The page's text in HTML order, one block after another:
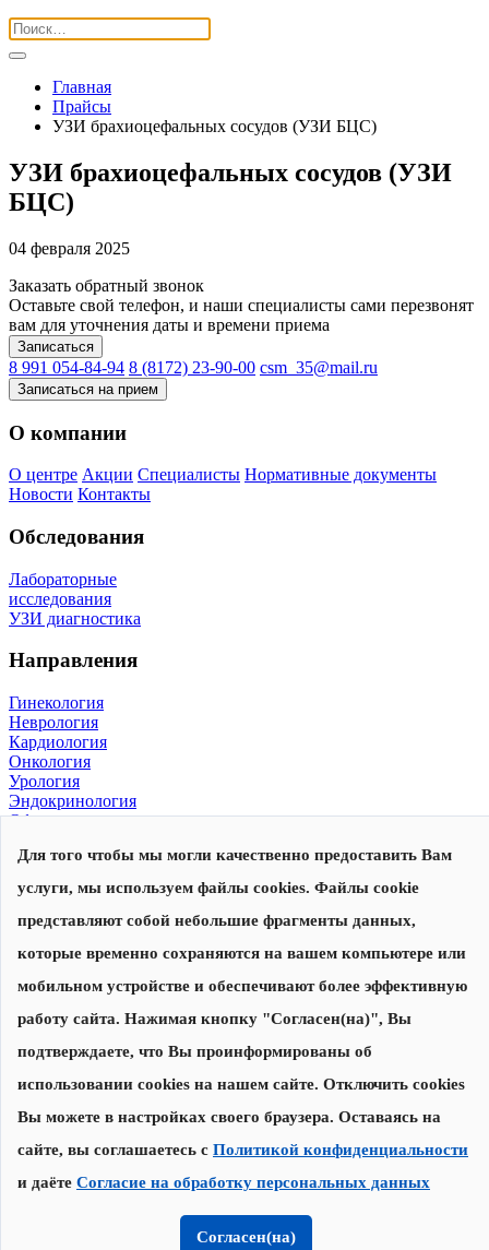
Главная
Прайсы
УЗИ брахиоцефальных сосудов (УЗИ БЦС)
УЗИ брахиоцефальных сосудов (УЗИ
БЦС)
04 февраля 2025
Заказать обратный звонок
Оставьте свой телефон, и наши специалисты сами перезвонят
вам для уточнения даты и времени приема
Записаться
8 991 054-84-94 8 (8172) 23-90-00 csm_35@mail.ru
Записаться на прием
О компании
О центре Акции Специалисты Нормативные документы
Новости Контакты
Обследования
Лабораторные
исследования
УЗИ диагностика
Направления
Гинекология
Неврология
Кардиология
Онкология
Урология
Эндокринология
Офтальмология
© 2026, Центр современной медицины
согласие на обработку
персональных данных
Сделано в
Запишитесь на прием
времени приема
Записаться на прием
Политикой конфиденциальностиидаю согласие на обработку
персональных данных
Мы свяжемся с Вами в течение 30 минут.
Для того чтобы мы могли качественно предоставить Вам
услуги, мы используем файлы cookies. Файлы cookie
представляют собой небольшие фрагменты данных,
которые временно сохраняются на вашем компьютере или
мобильном устройстве и обеспечивают более эффективную
работу сайта. Нажимая кнопку "Согласен(на)", Вы
подтверждаете, что Вы проинформированы об
использовании cookies на нашем сайте. Отключить cookies
Вы можете в настройках своего браузера. Оставаясь на
сайте, вы соглашаетесь с Политикой конфиденциальности
и даёте Согласие на обработку персональных данных
Согласен(на)